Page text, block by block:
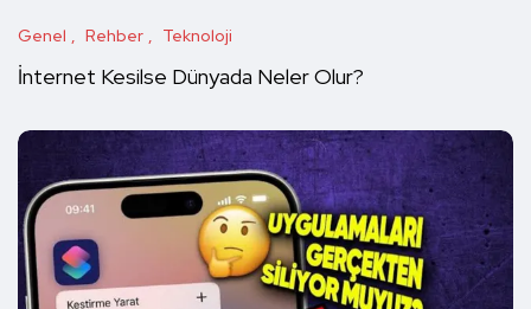
Genel Rehber Teknoloji
İnternet Kesilse Dünyada Neler Olur?